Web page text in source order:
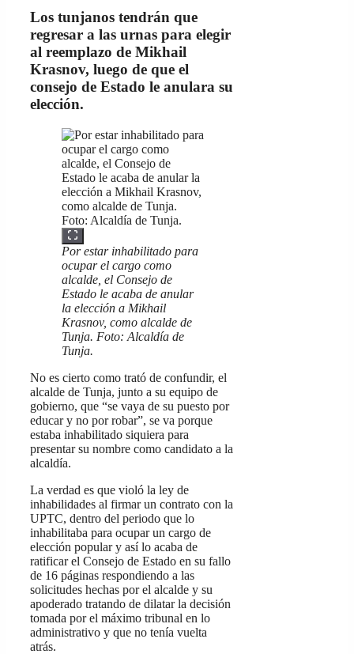
Los tunjanos tendrán que
regresar a las urnas para elegir
al reemplazo de Mikhail
Krasnov, luego de que el
consejo de Estado le anulara su
elección.
Por estar inhabilitado para
ocupar el cargo como
alcalde, el Consejo de
Estado le acaba de anular
la elección a Mikhail
Krasnov, como alcalde de
Tunja. Foto: Alcaldía de
Tunja.
No es cierto como trató de confundir, el
alcalde de Tunja, junto a su equipo de
gobierno, que “se vaya de su puesto por
educar y no por robar”, se va porque
estaba inhabilitado siquiera para
presentar su nombre como candidato a la
alcaldía.
La verdad es que violó la ley de
inhabilidades al firmar un contrato con la
UPTC, dentro del periodo que lo
inhabilitaba para ocupar un cargo de
elección popular y así lo acaba de
ratificar el Consejo de Estado en su fallo
de 16 páginas respondiendo a las
solicitudes hechas por el alcalde y su
apoderado tratando de dilatar la decisión
tomada por el máximo tribunal en lo
administrativo y que no tenía vuelta
atrás.